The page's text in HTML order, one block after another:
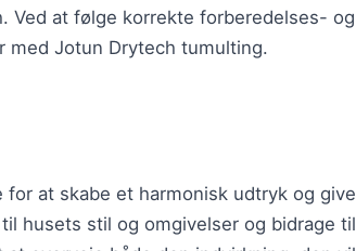
Ved at følge korrekte forberedelses- og
med Jotun Drytech tumulting.
at skabe et harmonisk udtryk og give
husets stil og omgivelser og bidrage til